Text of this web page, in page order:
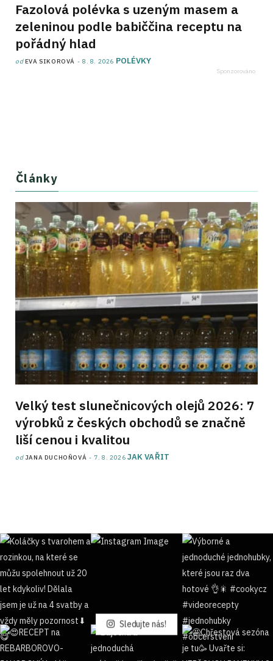
Fazolová polévka s uzeným masem a
zeleninou podle babiččina receptu na
pořádný hlad
odEVA SIKOROVÁ 8. 8. 2026 POLÉVKY
Články
Velký test slunečnicových olejů 2026: 7
výrobků z českých obchodů se značně
liší cenou i kvalitou
od JANA DUCHOŇOVÁ 7. 8. 2026 JAK VAŘIT
Sledujte nás!